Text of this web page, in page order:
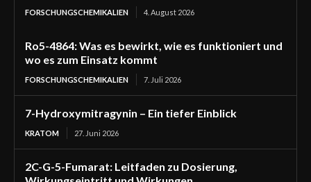
FORSCHUNGSCHEMIKALIEN 4. August 2026
Ro5-4864: Was es bewirkt, wie es funktioniert und
wo es zum Einsatz kommt
FORSCHUNGSCHEMIKALIEN 7. Juli 2026
7-Hydroxymitragynin – Ein tiefer Einblick
KRATOM 27. Juni 2026
2C-G-5-Fumarat: Leitfaden zu Dosierung,